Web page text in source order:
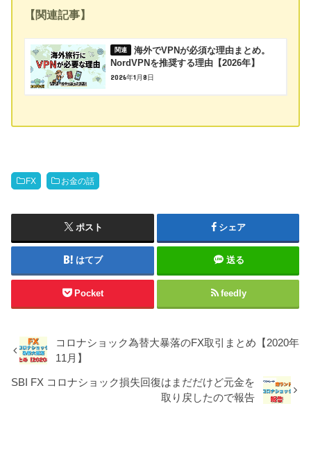
【関連記事】
海外でVPNが必須な理由まとめ。
NordVPNを推奨する理由【2026年】
2026年1月8日
FX お金の話
ポスト シェア
はてブ 送る
Pocket feedly
コロナショック為替大暴落のFX取引まとめ【2020年
11月】
SBI FX コロナショック損失回復はまだだけど元金を
取り戻したので報告